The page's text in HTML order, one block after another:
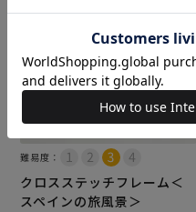
難易度：
クロスステッチフレーム＜
スペインの旅風景＞